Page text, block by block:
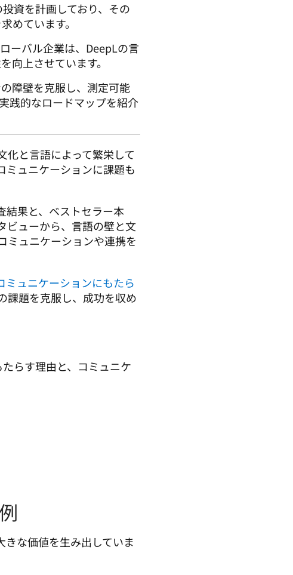
資を計画しており、その
めています。
ーバル企業は、DeepLの言
向上させています。
障壁を克服し、測定可能
践的なロードマップを紹介
化と言語によって繁栄して
ミュニケーションに課題も
結果と、ベストセラー本
ビューから、言語の壁と文
ミュニケーションや連携を
ミュニケーションにもたら
課題を克服し、成功を収め
らす理由と、コミュニケ
な価値を生み出していま